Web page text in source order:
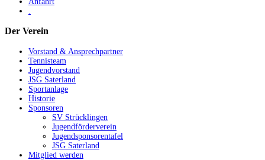
.
Der Verein
Vorstand & Ansprechpartner
Tennisteam
Jugendvorstand
JSG Saterland
Sportanlage
Historie
Sponsoren
SV Strücklingen
Jugendförderverein
Jugendsponsorentafel
JSG Saterland
Mitglied werden